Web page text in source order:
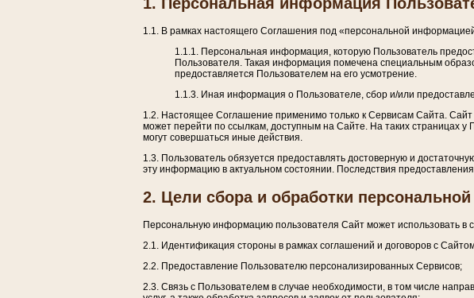
1.1. В рамках настоящего Соглашения под «персональной
1.1.1. Персональная информация, которую Пользователь
Пользователя. Такая информация помечена специальным
предоставляется Пользователем на его усмотрение.
1.1.3. Иная информация о Пользователе, сбор и/или
1.2. Настоящее Соглашение применимо только к Сервисам Сайта. Сайт
может перейти по ссылкам, доступным на Сайте. На таких страницах
могут совершаться иные действия.
1.3. Пользователь обязуется предоставлять достоверную и
эту информацию в актуальном состоянии. Последствия
2. Цели сбора и обработки
Персональную информацию пользователя Сайт может использовать в
2.1. Идентификация стороны в рамках соглашений и договоров с
2.2. Предоставление Пользователю персонализированных Сервисов;
2.3. Связь с Пользователем в случае необходимости, в том числе